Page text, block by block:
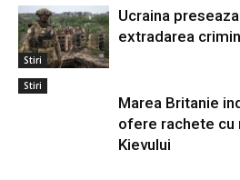
Stiri
Ucraina
extradarea
Stiri
Marea Britanie
ofere rachete cu
Kievului